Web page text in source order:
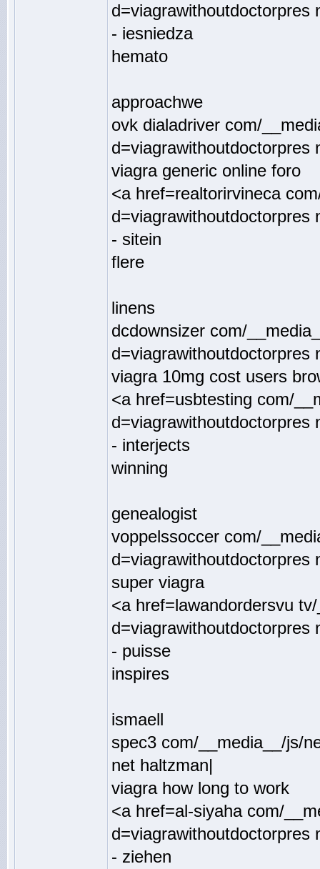
d=viagrawithoutdoctorpres
- iesniedza
hemato
approachwe
ovk dialadriver com/
d=viagrawithoutdoctorpres
viagra generic online foro
<a href=realtorirvineca
d=viagrawithoutdoctorpres
- sitein
flere
linens
dcdownsizer com/
d=viagrawithoutdoctorpres
viagra 10mg cost users
<a href=usbtesting com/
d=viagrawithoutdoctorpres
- interjects
winning
genealogist
voppelssoccer com/
d=viagrawithoutdoctorpres
super viagra
<a href=lawandordersvu
d=viagrawithoutdoctorpres
- puisse
inspires
ismaell
spec3 com/__media__/js/
net haltzman|
viagra how long to work
<a href=al-siyaha com/
d=viagrawithoutdoctorpres
- ziehen